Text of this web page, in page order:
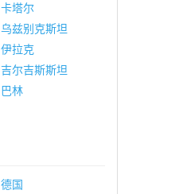
卡塔尔
乌兹别克斯坦
伊拉克
吉尔吉斯斯坦
巴林
德国